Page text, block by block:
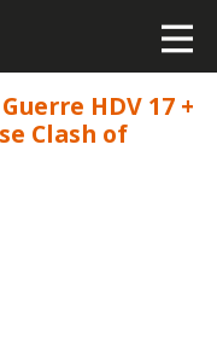
HDV 17 +
Clash of